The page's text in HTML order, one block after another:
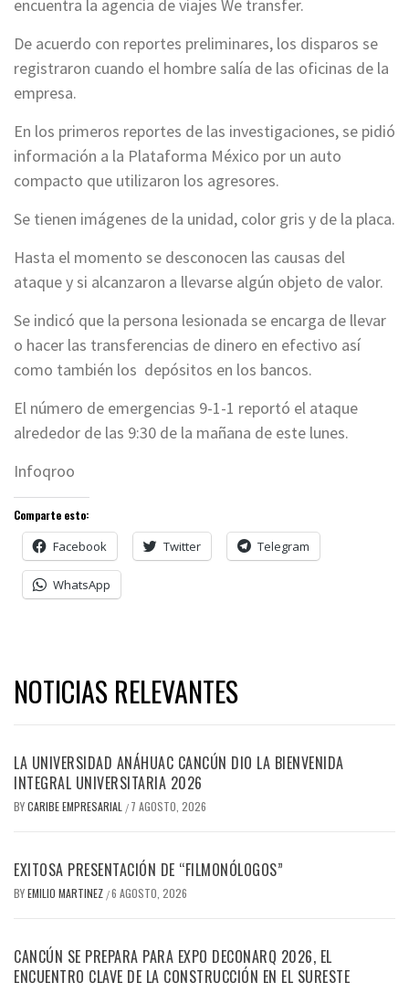
encuentra la agencia de viajes We transfer.
De acuerdo con reportes preliminares, los disparos se
registraron cuando el hombre salía de las oficinas de la
empresa.
En los primeros reportes de las investigaciones, se pidió
información a la Plataforma México por un auto
compacto que utilizaron los agresores.
Se tienen imágenes de la unidad, color gris y de la placa.
Hasta el momento se desconocen las causas del
ataque y si alcanzaron a llevarse algún objeto de valor.
Se indicó que la persona lesionada se encarga de llevar
o hacer las transferencias de dinero en efectivo así
como también los depósitos en los bancos.
El número de emergencias 9-1-1 reportó el ataque
alrededor de las 9:30 de la mañana de este lunes.
Infoqroo
Comparte esto:
Facebook Twitter Telegram
WhatsApp
NOTICIAS RELEVANTES
LA UNIVERSIDAD ANÁHUAC CANCÚN DIO LA BIENVENIDA
INTEGRAL UNIVERSITARIA 2026
BYCARIBE EMPRESARIAL / 7 AGOSTO, 2026
EXITOSA PRESENTACIÓN DE “FILMONÓLOGOS”
BYEMILIO MARTINEZ /6 AGOSTO, 2026
CANCÚN SE PREPARA PARA EXPO DECONARQ 2026, EL
ENCUENTRO CLAVE DE LA CONSTRUCCIÓN EN EL SURESTE